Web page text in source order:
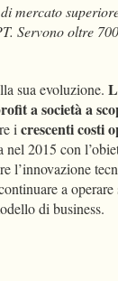
mercato
Servono oltre
sua evoluzione.
a società a
icrescenti costi
nel 2015 con
l’innovazione
a operare
di business.